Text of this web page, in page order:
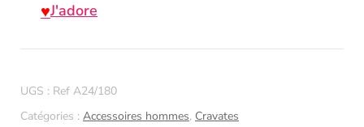
avec
perles
J'adore
UGS : Ref A24/180
Catégories : Accessoires hommes, Cravates